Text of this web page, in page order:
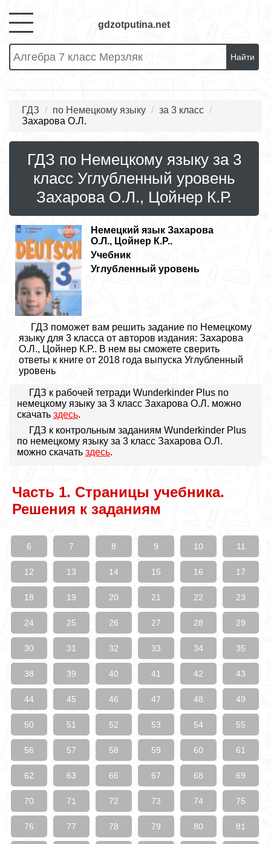
gdzotputina.net
Найти
ГДЗ по Немецкому языку
за 3 класс
Захарова О.Л.
ГДЗ по Немецкому языку за 3
класс Углубленный уровень
Захарова О.Л., Цойнер К.Р.
Немецкий язык Захарова
О.Л., Цойнер К.Р..
Учебник
Углубленный уровень
ГДЗ поможет вам решить задание по Немецкому
языку для 3 класса от авторов издания: Захарова
О.Л., Цойнер К.Р.. В нем вы сможете сверить
ответы к книге от 2018 года выпуска Углубленный
уровень
ГДЗ к рабочей тетради Wunderkinder Plus по
немецкому языку за 3 класс Захарова О.Л. можно
скачать здесь.
ГДЗ к контрольным заданиям Wunderkinder Plus
по немецкому языку за 3 класс Захарова О.Л.
можно скачать здесь.
Часть 1. Страницы учебника.
Решения к заданиям
6 7 8 9 10 11
12 13 14 15 16 17
18 19 20 21 22 23
24 25 26 27 28 29
30 31 32 33 34 35
38 39 40 41 42 43
44 45 46 47 48 49
50 51 52 53 54 55
56 57 58 59 60 61
62 63 66 67 68 69
70 71 72 73 74 75
76 77 78 79 80 81